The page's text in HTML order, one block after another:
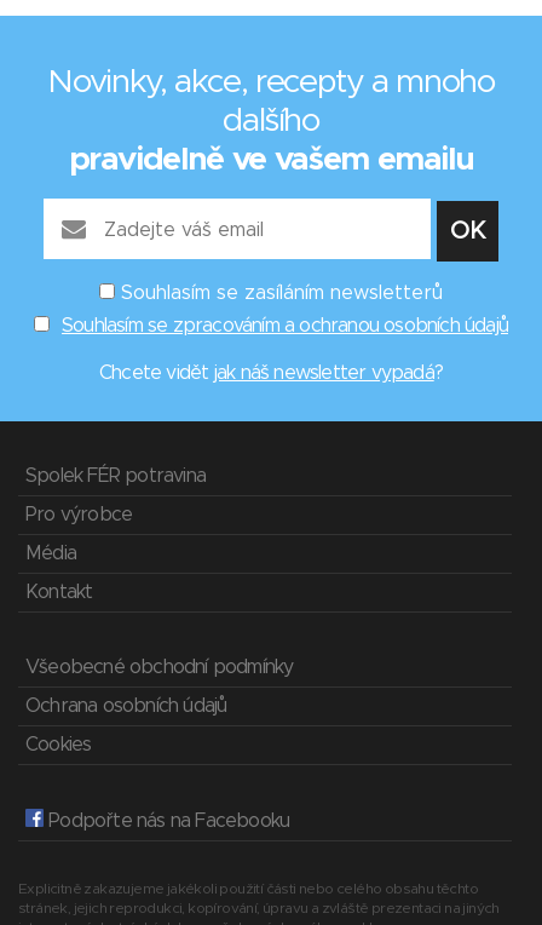
Novinky, akce, recepty a mnoho
dalšího
pravidelně ve vašem emailu
Souhlasím se zasíláním newsletterů
Souhlasím se zpracováním a ochranou osobních údajů
Chcete vidět jak náš newsletter vypadá?
Spolek FÉR potravina
Pro výrobce
Média
Kontakt
Všeobecné obchodní podmínky
Ochrana osobních údajů
Cookies
Podpořte nás na Facebooku
Explicitně zakazujeme jakékoli použití části nebo celého obsahu těchto
stránek, jejich reprodukci, kopírování, úpravu a zvláště prezentaci na jiných